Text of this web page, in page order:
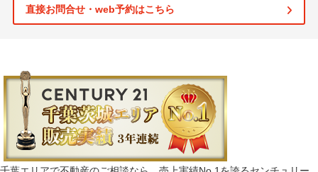
直接お問合せ・web予約はこちら